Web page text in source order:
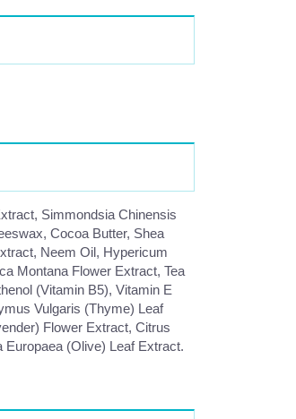
Simmondsia Chinensis
Cocoa Butter, Shea
Neem Oil, Hypericum
Montana Flower Extract, Tea
(Vitamin B5), Vitamin E
Vulgaris (Thyme) Leaf
Flower Extract, Citrus
(Olive) Leaf Extract.